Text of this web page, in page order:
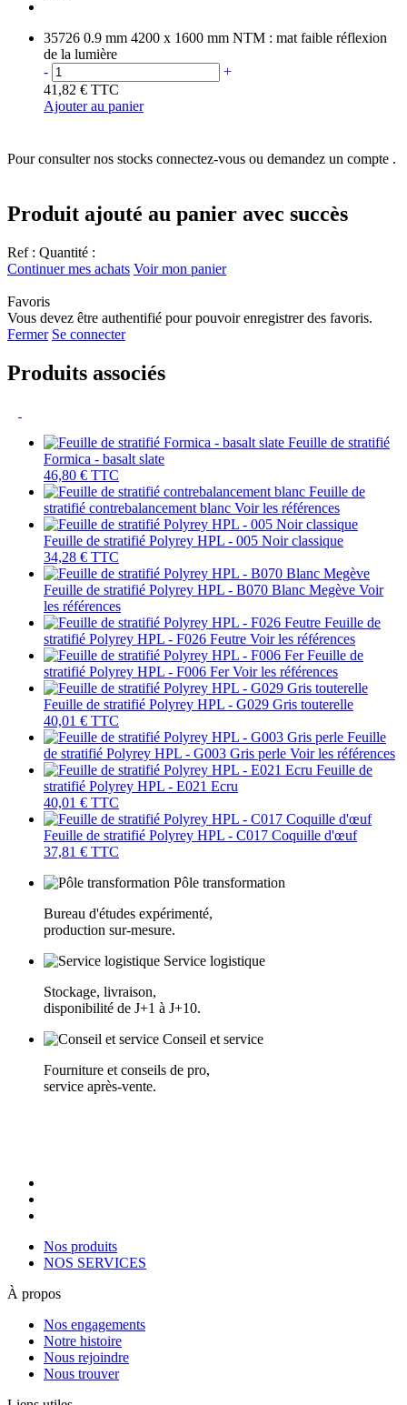
35726 0.9 mm 4200 x 1600 mm NTM : mat faible réflexion
de la lumière
-
+
41,82 € TTC
Ajouter au panier
Pour consulter nos stocks connectez-vous ou demandez un compte .
Produit ajouté au panier avec succès
Ref : Quantité :
Continuer mes achats Voir mon panier
Favoris
Vous devez être authentifié pour pouvoir enregistrer des favoris.
Fermer Se connecter
Produits associés
Feuille de stratifié
Formica - basalt slate
46,80 € TTC
Feuille de
stratifié contrebalancement blanc Voir les références
Feuille de stratifié Polyrey HPL - 005 Noir classique
34,28 € TTC
Feuille de stratifié Polyrey HPL - B070 Blanc Megève Voir
les références
Feuille de
stratifié Polyrey HPL - F026 Feutre Voir les références
Feuille de
stratifié Polyrey HPL - F006 FerVoir les références
Feuille de stratifié Polyrey HPL - G029 Gris touterelle
40,01 € TTC
Feuille
de stratifié Polyrey HPL - G003 Gris perle Voir les références
Feuille de
stratifié Polyrey HPL - E021 Ecru
40,01 € TTC
Feuille de stratifié Polyrey HPL - C017 Coquille d'œuf
37,81 € TTC
Pôle transformation
Bureau d'études expérimenté,
production sur-mesure.
Service logistique
Stockage, livraison,
disponibilité de J+1 à J+10.
Conseil et service
Fourniture et conseils de pro,
service après-vente.
Nos produits
NOS SERVICES
À propos
Nos engagements
Notre histoire
Nous rejoindre
Nous trouver